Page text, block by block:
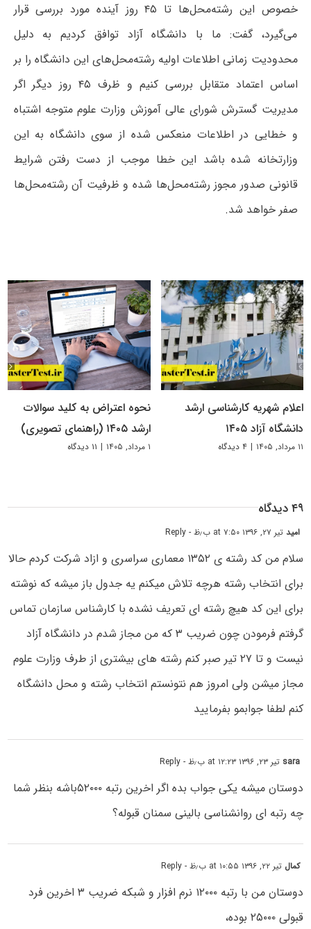
خصوص این رشته‌محل‌ها تا ۴۵ روز آینده مورد بررسی قرار
می‌گیرد، گفت: ما با دانشگاه آزاد توافق کردیم به دلیل
محدودیت زمانی اطلاعات اولیه رشته‌محل‌های این دانشگاه را بر
اساس اعتماد متقابل بررسی کنیم و ظرف ۴۵ روز دیگر اگر
مدیریت گسترش شورای عالی آموزش وزارت علوم متوجه اشتباه
و خطایی در اطلاعات منعکس شده از سوی دانشگاه به این
وزارتخانه شده باشد این خطا موجب از دست رفتن شرایط
قانونی صدور مجوز رشته‌محل‌ها شده و ظرفیت آن رشته‌محل‌ها
صفر خواهد شد.
اعلام شهریه کارشناسی ارشد
دانشگاه آزاد ۱۴۰۵
۱۱ مرداد, ۱۴۰۵ | ۴ دیدگاه
نحوه اعتراض به کلید سوالات
ارشد ۱۴۰۵ (راهنمای تصویری)
۱ مرداد, ۱۴۰۵ | ۱۱ دیدگاه
۴۹ دیدگاه
امیدتیر ۲۷, ۱۳۹۶ at ۷:۵۰ ب٫ظ - Reply
سلام من کد رشته ی ۱۳۵۲ معماری سراسری و ازاد شرکت کردم حالا
برای انتخاب رشته هرچه تلاش میکنم یه جدول باز میشه که نوشته
برای این کد هیچ رشته ای تعریف نشده با کارشناس سازمان تماس
گرفتم فرمودن چون ضریب ۳ که من مجاز شدم در دانشگاه آزاد
نیست و تا ۲۷ تیر صبر کنم رشته های بیشتری از طرف وزارت علوم
مجاز میشن ولی امروز هم نتونستم انتخاب رشته و محل دانشگاه
کنم لطفا جوابمو بفرمایید
sara تیر ۲۳, ۱۳۹۶ at ۱۲:۲۳ ب٫ظ - Reply
دوستان میشه یکی جواب بده اگر اخرین رتبه ۵۲۰۰۰باشه بنظر شما
چه رتبه ای روانشناسی بالینی سمنان قبوله؟
کمال تیر ۲۲, ۱۳۹۶ at ۱۰:۵۵ ب٫ظ - Reply
دوستان من با رتبه ۱۲۰۰۰ نرم افزار و شبکه ضریب ۳ اخرین فرد
قبولی ۲۵۰۰۰ بوده،